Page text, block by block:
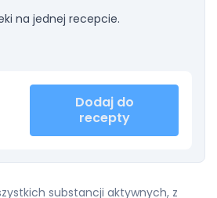
na jednej recepcie.
Dodaj do
recepty
substancji aktywnych, z